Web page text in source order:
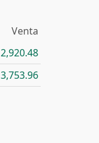
Venta
2,920.48
3,753.96